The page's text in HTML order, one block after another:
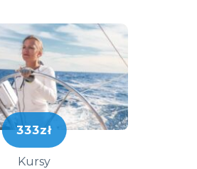
333zł
Kursy